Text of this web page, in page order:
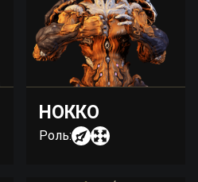
НОККО
Роль: